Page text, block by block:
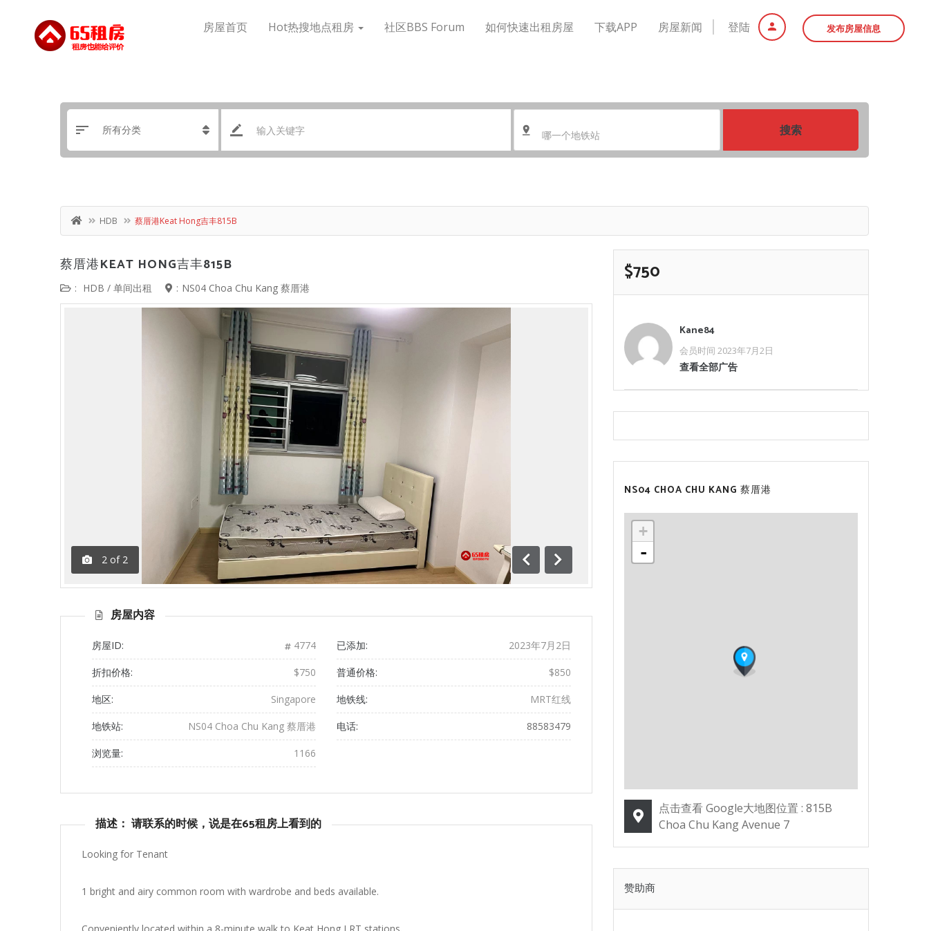
登陆 发布房屋信息
房屋首页 Hot热搜地点租房 社区BBS Forum 如何快速出租房屋 下载APP 房屋新闻
哪一个地铁站 搜索
HDB 蔡厝港Keat Hong吉丰815B
蔡厝港KEAT HONG吉丰815B
: HDB / 单间出租 : NS04 Choa Chu Kang 蔡厝港
1 of 2
前一
页
下一
页
房屋内容
房屋ID: 4774 已添加: 2023年7月2日
折扣价格: $750 普通价格: $850
地区: Singapore 地铁线: MRT红线
地铁站: NS04 Choa Chu Kang 蔡厝港 电话: 88583479
浏览量: 1166
描述： 请联系的时候，说是在65租房上看到的
Looking for Tenant
1 bright and airy common room with wardrobe and beds available.
$750
Kane84
会员时间 2023年7月2日
查看全部广告
NS04 CHOA CHU KANG 蔡厝港
+
-
点击查看 Google大地图位置 : 815B
Choa Chu Kang Avenue 7
赞助商